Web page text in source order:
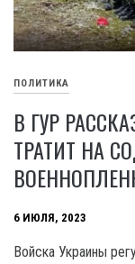
ПОЛИТИКА
В ГУР
ТРАТИТ НА
6 ИЮЛЯ, 2023
Войска Украины